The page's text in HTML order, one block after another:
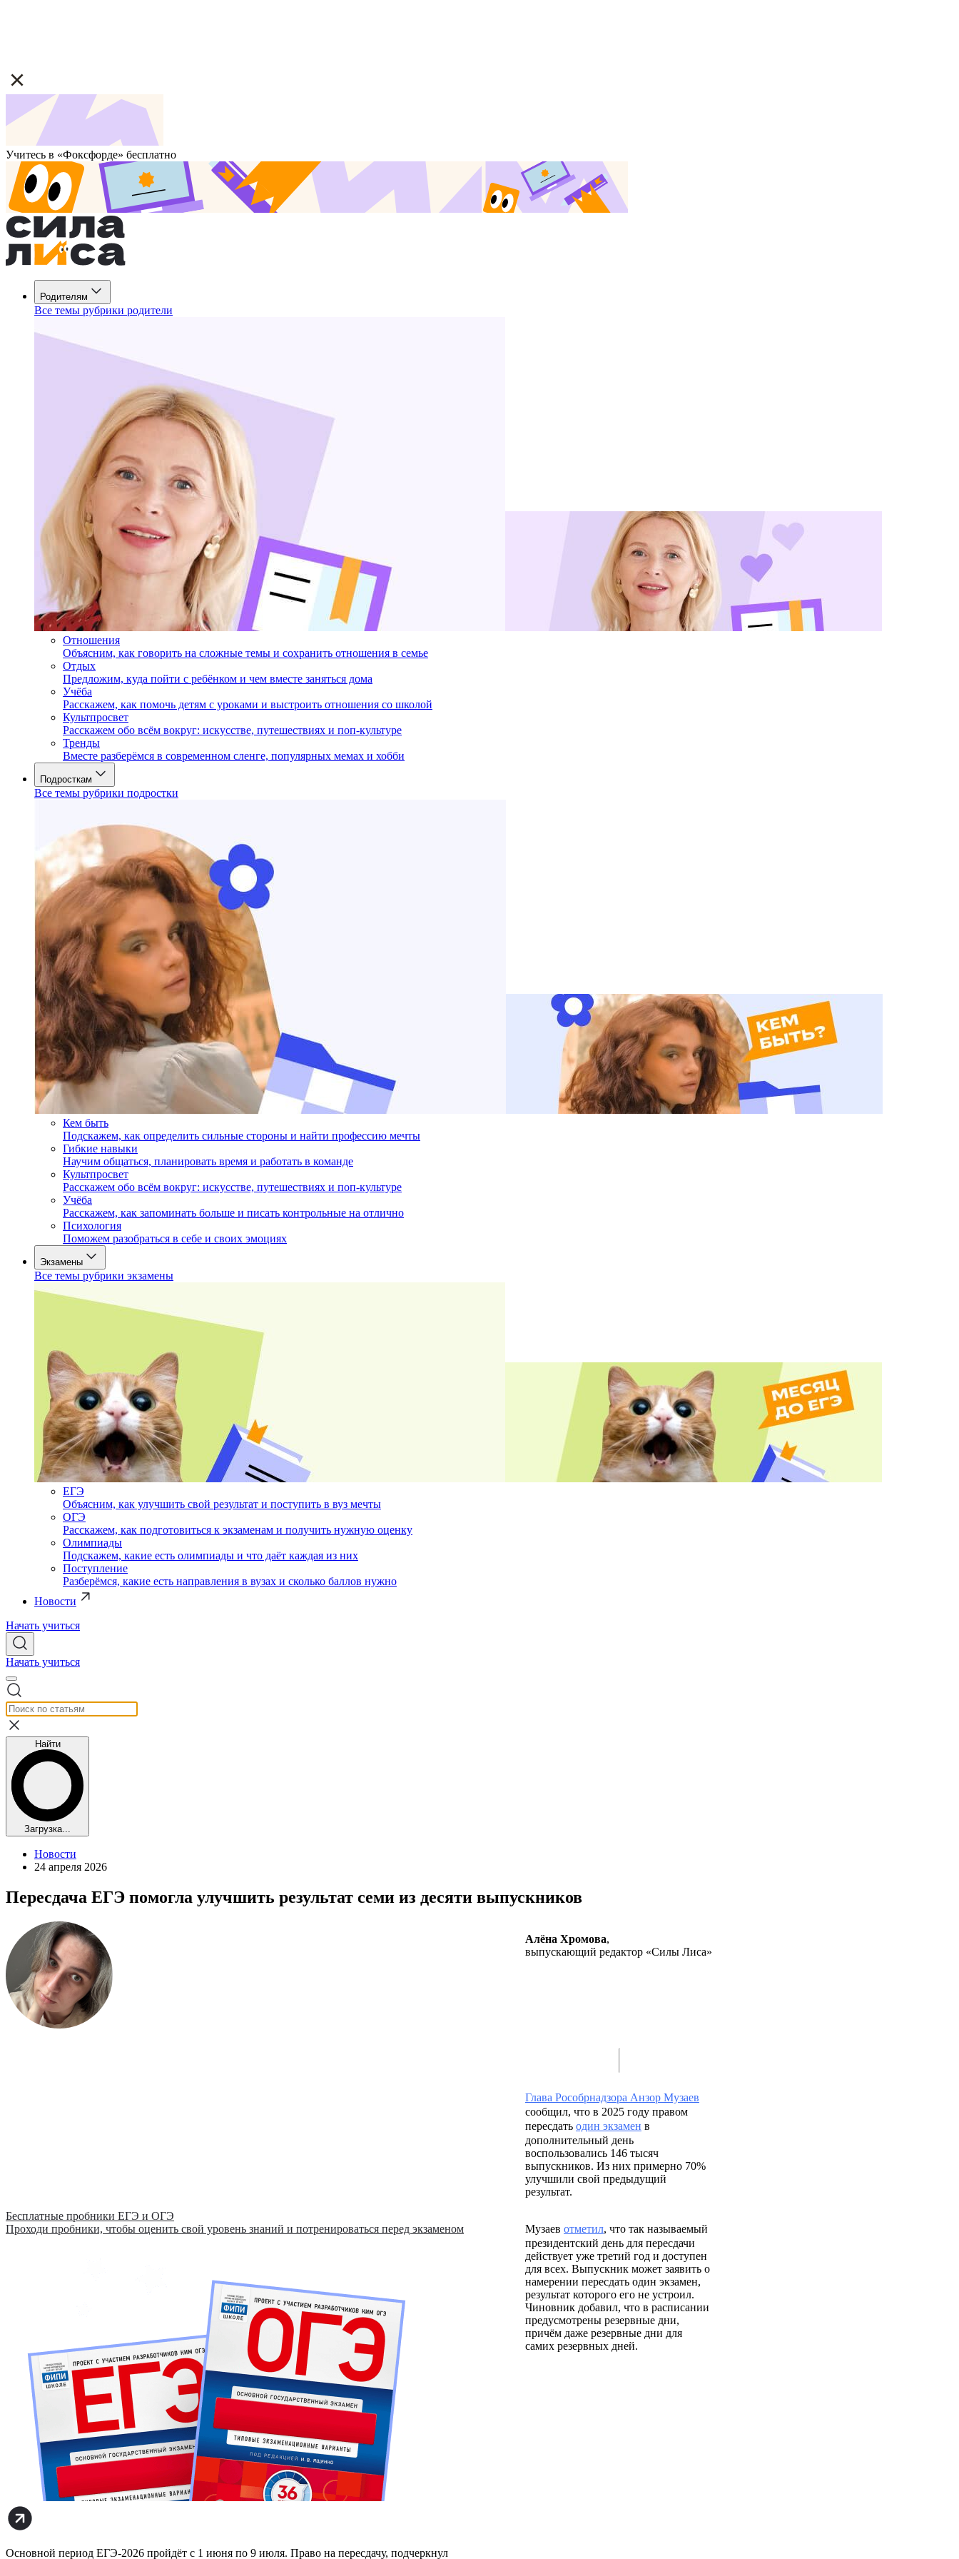
Учитесь в «Фоксфорде» бесплатно
Родителям
Все темы рубрики родители
Отношения
Объясним, как говорить на сложные темы и сохранить отношения в семье
Отдых
Предложим, куда пойти с ребёнком и чем вместе заняться дома
Учёба
Расскажем, как помочь детям с уроками и выстроить отношения со школой
Культпросвет
Расскажем обо всём вокруг: искусстве, путешествиях и поп-культуре
Тренды
Вместе разберёмся в современном сленге, популярных мемах и хобби
Подросткам
Все темы рубрики подростки
Кем быть
Подскажем, как определить сильные стороны и найти профессию мечты
Гибкие навыки
Научим общаться, планировать время и работать в команде
Культпросвет
Расскажем обо всём вокруг: искусстве, путешествиях и поп-культуре
Учёба
Расскажем, как запоминать больше и писать контрольные на отлично
Психология
Поможем разобраться в себе и своих эмоциях
Экзамены
Все темы рубрики экзамены
ЕГЭ
Объясним, как улучшить свой результат и поступить в вуз мечты
ОГЭ
Расскажем, как подготовиться к экзаменам и получить нужную оценку
Олимпиады
Подскажем, какие есть олимпиады и что даёт каждая из них
Поступление
Разберёмся, какие есть направления в вузах и сколько баллов нужно
Новости
Начать учиться
Начать учиться
Найти
Загрузка...
Новости
24 апреля 2026
Пересдача ЕГЭ помогла улучшить результат семи из десяти выпускников
Алёна Хромова,
выпускающий редактор «Силы Лиса»
Глава Рособрнадзора Анзор Музаев
сообщил, что в 2025 году правом
пересдать один экзамен в
дополнительный день
воспользовались 146 тысяч
выпускников. Из них примерно 70%
улучшили свой предыдущий
результат.
Бесплатные пробники ЕГЭ и ОГЭ
Проходи пробники, чтобы оценить свой уровень знаний и потренироваться перед экзаменом
Музаев отметил, что так называемый
президентский день для пересдачи
действует уже третий год и доступен
для всех. Выпускник может заявить о
намерении пересдать один экзамен,
результат которого его не устроил.
Чиновник добавил, что в расписании
предусмотрены резервные дни,
причём даже резервные дни для
самих резервных дней.
Основной период ЕГЭ-2026 пройдёт с 1 июня по 9 июля. Право на пересдачу, подчеркнул